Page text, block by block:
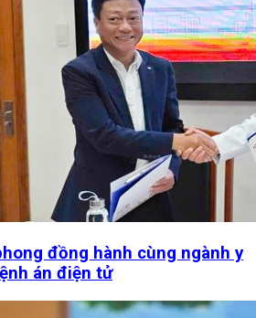
đồng hành cùng ngành y
án điện tử